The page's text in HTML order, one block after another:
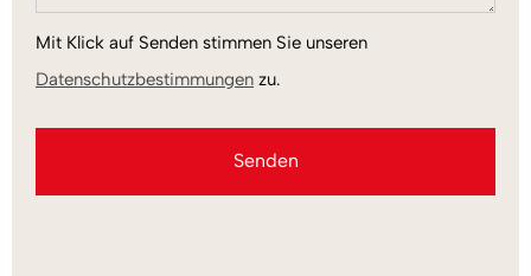
Mit Klick auf Senden stimmen Sie unseren
Datenschutzbestimmungen zu.